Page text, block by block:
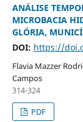
ANÁLISE
MICROBACIA
GLÓRIA,
DOI: https://
Flavia Mazzer
Campos
314-324
PDF